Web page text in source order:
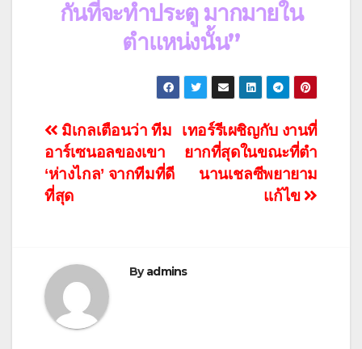
กันที่จะทำประตู มากมายใน
ตำแหน่งนั้น”
แนะแนว
เรื่อง
เทอร์รีเผชิญกับ งานที่
ยากที่สุดในขณะที่ตำ
นานเชลซีพยายาม
แก้ไข
มิเกลเตือนว่า ทีม
อาร์เซนอลของเขา
‘ห่างไกล’ จากทีมที่ดี
ที่สุด
Byadmins